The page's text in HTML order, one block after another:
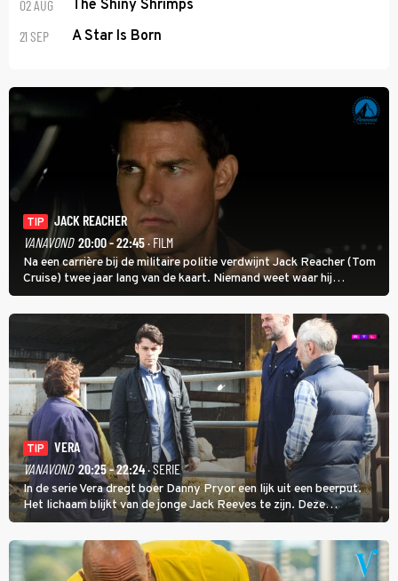
02 AUG The Shiny Shrimps
21 SEP A Star Is Born
TIP
JACK REACHER
VANAVOND 20:00 - 22:45· FILM
Na een carrière bij de militaire politie verdwijnt Jack Reacher (Tom
Cruise) twee jaar lang van de kaart. Niemand weet waar hij
uithangt, totdat moordverdachte James Barr naar hem vraagt.
TIP
VERA
VANAVOND 20:25 - 22:24· SERIE
In de serie Vera dregt boer Danny Pryor een lijk uit een beerput.
Het lichaam blijkt van de jonge Jack Reeves te zijn. Deze
homoseksuele woonwagenbewoner had gebroken met zijn familie
en verliet het kamp met slaande ruzie.